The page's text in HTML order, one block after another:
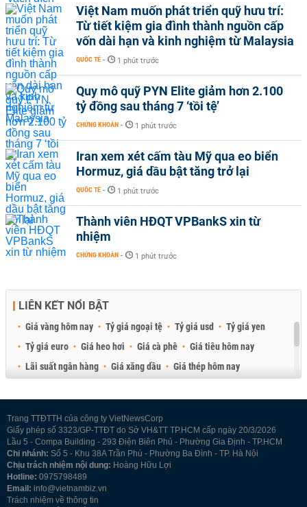
Việt Nam muốn phát triển quỹ hưu trí:
Từ tiết kiệm gia đình thành nguồn cấp
vốn dài hạn và kinh nghiệm từ Malaysia
QUỐC TẾ - 1 phút trước
Quy mô quỹ PYN Elite giảm hơn 2.100
tỷ đồng sau tháng 7 ‘tồi tệ’
CHỨNG KHOÁN - 1 phút trước
Iran xem xét cấm tàu Mỹ qua eo biển
Hormuz, giá dầu bật tăng trở lại
QUỐC TẾ - 1 phút trước
Thành viên HĐQT VPBankS xin từ
nhiệm
CHỨNG KHOÁN - 1 phút trước
LIÊN KẾT NỔI BẬT
Giá vàng hôm nay Tỷ giá ngoại tệ Tỷ giá usd
Tỷ giá yen
Tỷ giá euro
Giá heo hơi Giá cà phê
Giá tiêu hôm nay
Lãi suất ngân hàng
Giá xăng dầu
Giá thép hôm nay
Trang TTĐTTH của công ty VietNewsCorp
Giấy phép số 3323/GP-TTĐT do Sở VH&TT TP.HCM cấp ngày 20/3/2026
Lầu 5 - Compa Building - 293 Điện Biên Phủ - Phường Gia Định - TP.HCM
Chi nhánh: Số 5 - Khu 38A Trần Phú - Phường Ba Đình - TP. Hà Nội
Chịu trách nhiệm nội dung: Hoàng Hữu Lợi
Hotline: 0975798489
Email: info@vietnambiz.vn
Trách nhiệm về thông tin